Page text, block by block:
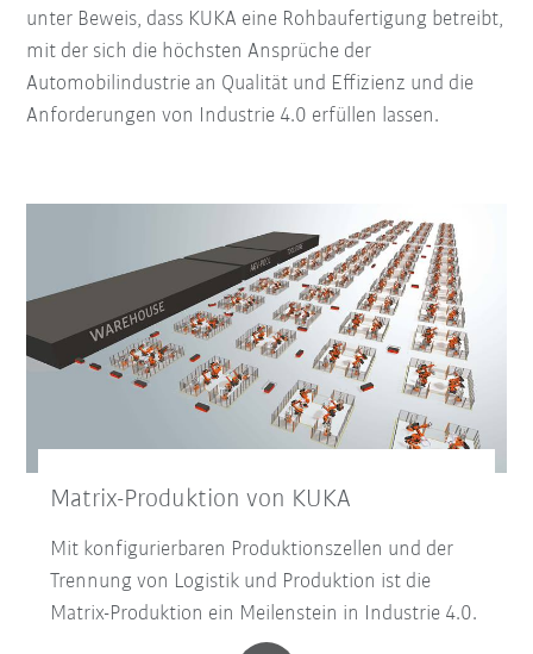
unter Beweis, dass KUKA eine Rohbaufertigung betreibt,
mit der sich die höchsten Ansprüche der
Automobilindustrie an Qualität und Effizienz und die
Anforderungen von Industrie 4.0 erfüllen lassen.
Matrix-Produktion von KUKA
Mit konfigurierbaren Produktionszellen und der
Trennung von Logistik und Produktion ist die
Matrix-Produktion ein Meilenstein in Industrie 4.0.